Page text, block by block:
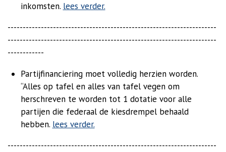
inkomsten. lees verder.
---------------------------------------------------------------------
---------------------------------------------------------------------
------------
Partijfinanciering moet volledig herzien worden.
“Alles op tafel en alles van tafel vegen om
herschreven te worden tot 1 dotatie voor alle
partijen die federaal de kiesdrempel behaald
hebben. lees verder.
---------------------------------------------------------------------